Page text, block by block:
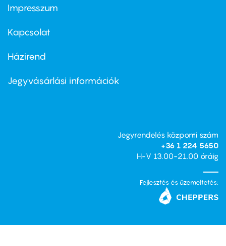
Footer
first
Impresszum
Kapcsolat
Footer
second
Házirend
Jegyvásárlási információk
Jegyrendelés központi szám
+36 1 224 5650
H-V 13.00-21.00 óráig
Fejlesztés és üzemeltetés: